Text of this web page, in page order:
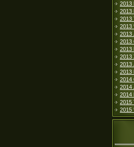
2013
2013
2013
2013
2013
2013
2013
2013
2013
2013
2014
2014
2014
2015
2015